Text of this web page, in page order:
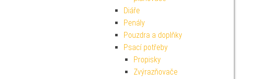
Diáře
Penály
Pouzdra a doplňky
Psací potřeby
Propisky
Zvýrazňovače